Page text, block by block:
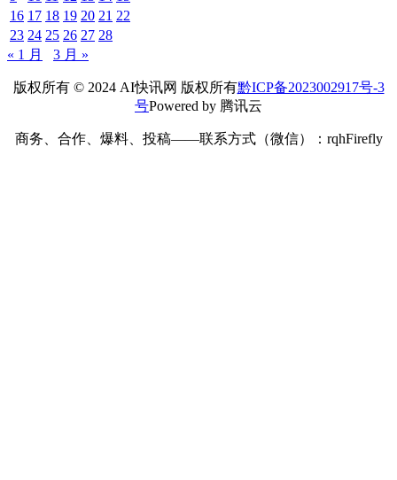
16 17 18 19 20 21 22
23 24 25 26 27 28
« 1 月
3 月 »
版权所有 © 2024 AI快讯网 版权所有黔ICP备2023002917号-3
号Powered by 腾讯云
商务、合作、爆料、投稿——联系方式（微信）：rqhFirefly